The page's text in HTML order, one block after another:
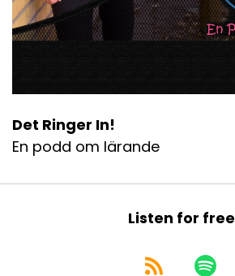
Det Ringer In!
En podd om lärande
Listen for free